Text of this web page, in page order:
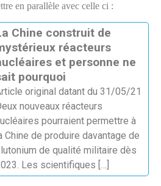
en parallèle avec celle ci :
Chine construit de
réacteurs
et personne ne
pourquoi
original datant du 31/05/21
nouveaux réacteurs
pourraient permettre à
Chine de produire davantage de
de qualité militaire dès
Les scientifiques […]